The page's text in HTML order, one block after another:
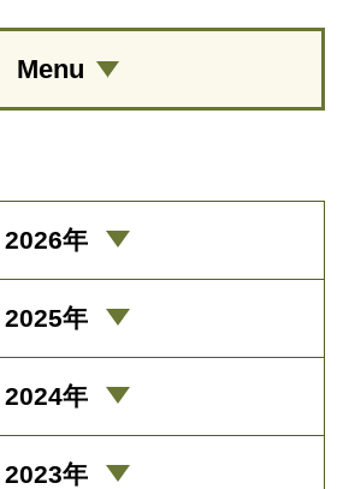
Menu
2026年
2025年
2024年
2023年